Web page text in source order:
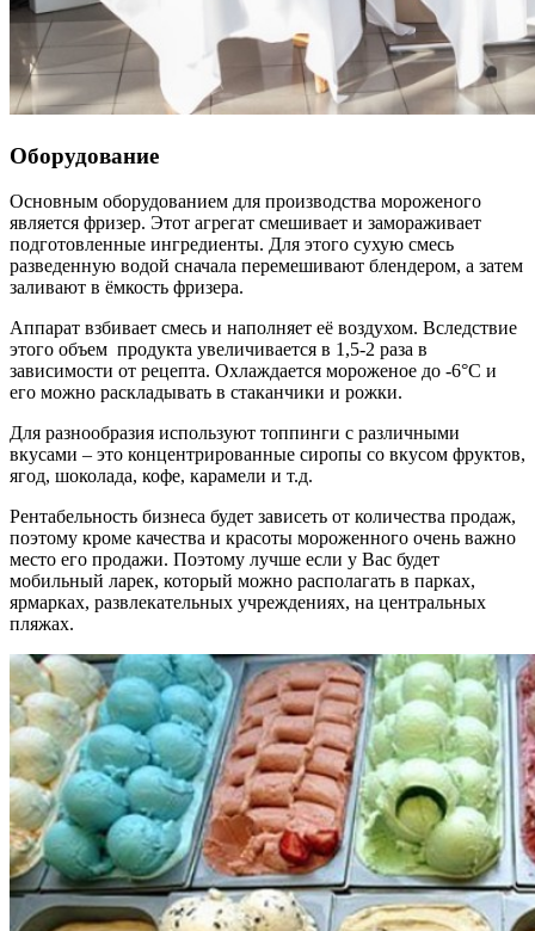
Оборудование
Основным оборудованием для производства мороженого
является фризер. Этот агрегат смешивает и замораживает
подготовленные ингредиенты. Для этого сухую смесь
разведенную водой сначала перемешивают блендером, а затем
заливают в ёмкость фризера.
Аппарат взбивает смесь и наполняет её воздухом. Вследствие
этого объем продукта увеличивается в 1,5-2 раза в
зависимости от рецепта. Охлаждается мороженое до -6°С и
его можно раскладывать в стаканчики и рожки.
Для разнообразия используют топпинги с различными
вкусами – это концентрированные сиропы со вкусом фруктов,
ягод, шоколада, кофе, карамели и т.д.
Рентабельность бизнеса будет зависеть от количества продаж,
поэтому кроме качества и красоты мороженного очень важно
место его продажи. Поэтому лучше если у Вас будет
мобильный ларек, который можно располагать в парках,
ярмарках, развлекательных учреждениях, на центральных
пляжах.